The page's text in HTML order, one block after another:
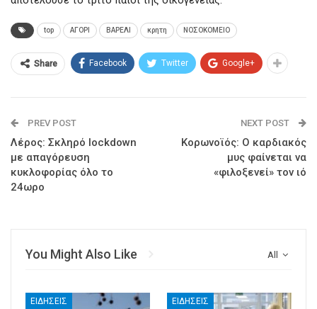
top ΑΓΟΡΙ ΒΑΡΕΛΙ κρητη ΝΟΣΟΚΟΜΕΙΟ
Share Facebook Twitter Google+
PREV POST
Λέρος: Σκληρό lockdown
με απαγόρευση
κυκλοφορίας όλο το
24ωρο
NEXT POST
Κορωνοϊός: Ο καρδιακός
μυς φαίνεται να
«φιλοξενεί» τον ιό
All
You Might Also Like
ΕΙΔΉΣΕΙΣ ΕΙΔΉΣΕΙΣ